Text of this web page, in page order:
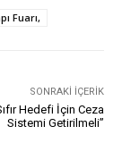
Fuarı,
SONRAKI İÇERIK
Hedefi İçin Ceza
Sistemi Getirilmeli”